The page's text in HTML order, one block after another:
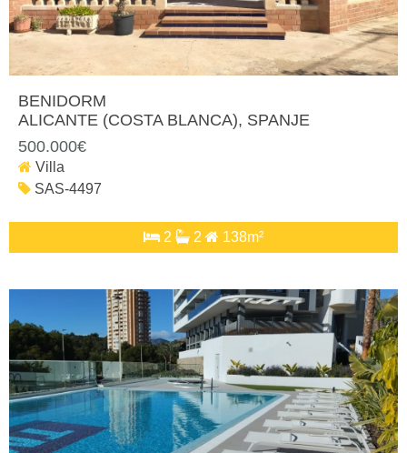
BENIDORM
ALICANTE (COSTA BLANCA), SPANJE
500.000€
Villa
SAS-4497
2 2 138m²